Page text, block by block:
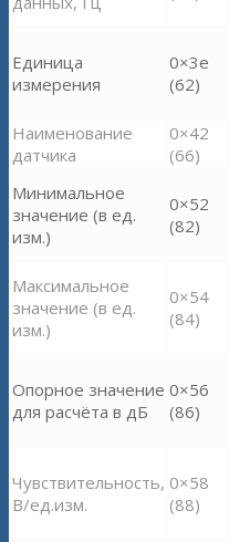
Единица
измерения
0×3e
(62)
Наименование
датчика
0×42
(66)
Минимальное
значение (в ед.
изм.)
0×52
(82)
Максимальное
значение (в ед.
изм.)
0×54
(84)
Опорное значение
для расчёта в дБ
0×56
(86)
Чувствительность,
В/ед.изм.
0×58
(88)